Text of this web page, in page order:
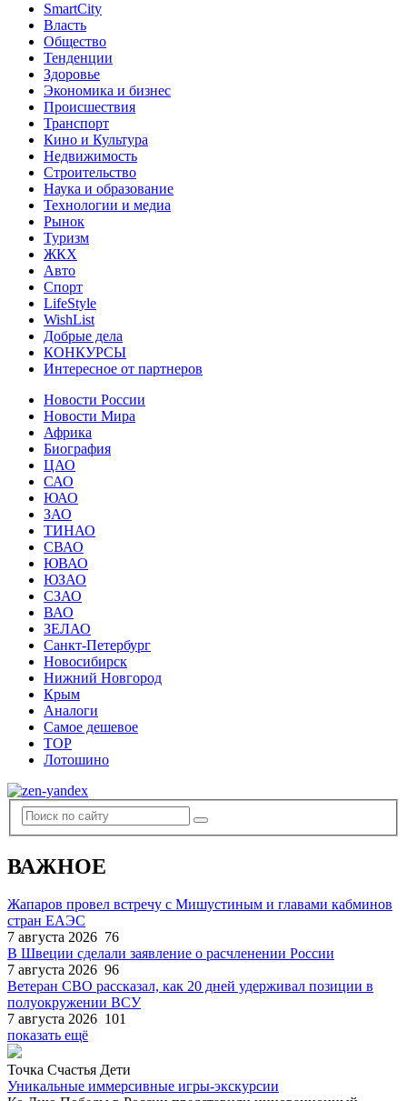
SmartCity
Власть
Общество
Тенденции
Здоровье
Экономика и бизнес
Происшествия
Транспорт
Кино и Культура
Недвижимость
Строительство
Наука и образование
Технологии и медиа
Рынок
Туризм
ЖКХ
Авто
Спорт
LifeStyle
WishList
Добрые дела
КОНКУРСЫ
Интересное от партнеров
Новости России
Новости Мира
Африка
Биография
ЦАО
САО
ЮАО
ЗАО
ТИНАО
СВАО
ЮВАО
ЮЗАО
СЗАО
ВАО
ЗЕЛАО
Санкт-Петербург
Новосибирск
Нижний Новгород
Крым
Аналоги
Самое дешевое
TOP
Лотошино
ВАЖНОЕ
Жапаров провел встречу с Мишустиным и главами кабминов
стран ЕАЭС
7 августа 2026 76
В Швеции сделали заявление о расчленении России
7 августа 2026 96
Ветеран СВО рассказал, как 20 дней удерживал позиции в
полуокружении ВСУ
7 августа 2026 101
показать ещё
Точка Счастья Дети
Уникальные иммерсивные игры-экскурсии